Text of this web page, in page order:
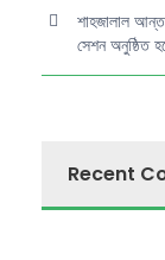
শাহজালাল
সেশন অনুষ্ঠিত
Recent